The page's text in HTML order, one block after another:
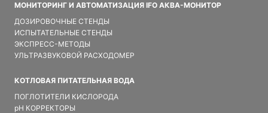
МОНИТОРИНГ И АВТОМАТИЗАЦИЯ IFO АКВА-МОНИТОР
ДОЗИРОВОЧНЫЕ СТЕНДЫ
ИСПЫТАТЕЛЬНЫЕ СТЕНДЫ
ЭКСПРЕСС-МЕТОДЫ
УЛЬТРАЗВУКОВОЙ РАСХОДОМЕР
КОТЛОВАЯ ПИТАТЕЛЬНАЯ ВОДА
ПОГЛОТИТЕЛИ КИСЛОРОДА
pH КОРРЕКТОРЫ